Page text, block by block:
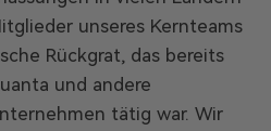
unseres Kernteams
Rückgrat, das bereits
und andere
tätig war. Wir